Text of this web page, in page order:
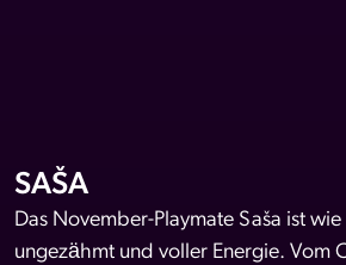
SAŠA
Das November-Playmate Saša ist
ungezähmt und voller Energie. Vom